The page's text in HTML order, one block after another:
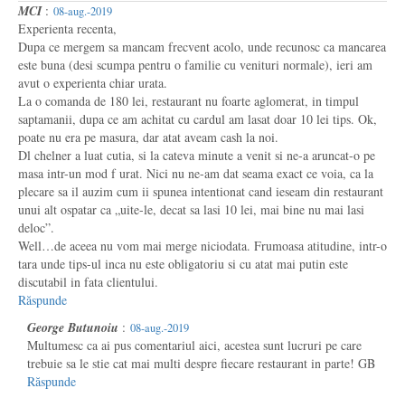
MCI: 08-aug.-2019
Experienta recenta,
Dupa ce mergem sa mancam frecvent acolo, unde recunosc ca mancarea
este buna (desi scumpa pentru o familie cu venituri normale), ieri am
avut o experienta chiar urata.
La o comanda de 180 lei, restaurant nu foarte aglomerat, in timpul
saptamanii, dupa ce am achitat cu cardul am lasat doar 10 lei tips. Ok,
poate nu era pe masura, dar atat aveam cash la noi.
Dl chelner a luat cutia, si la cateva minute a venit si ne-a aruncat-o pe
masa intr-un mod f urat. Nici nu ne-am dat seama exact ce voia, ca la
plecare sa il auzim cum ii spunea intentionat cand ieseam din restaurant
unui alt ospatar ca „uite-le, decat sa lasi 10 lei, mai bine nu mai lasi
deloc”.
Well…de aceea nu vom mai merge niciodata. Frumoasa atitudine, intr-o
tara unde tips-ul inca nu este obligatoriu si cu atat mai putin este
discutabil in fata clientului.
Răspunde
George Butunoiu : 08-aug.-2019
Multumesc ca ai pus comentariul aici, acestea sunt lucruri pe care
trebuie sa le stie cat mai multi despre fiecare restaurant in parte! GB
Răspunde